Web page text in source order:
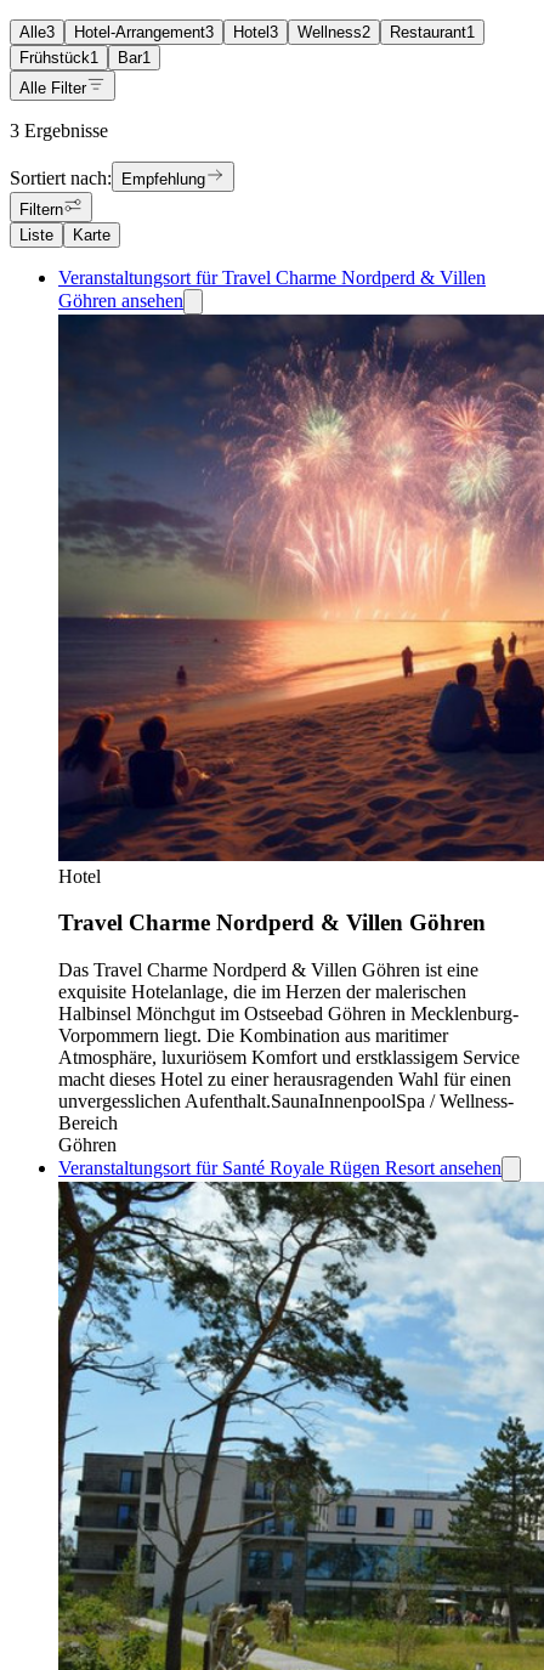
Alle3 Hotel-Arrangement3 Hotel3 Wellness2 Restaurant1
Frühstück1 Bar1
Alle Filter
3 Ergebnisse
Sortiert nach:
Empfehlung
Filtern
Liste
Karte
Veranstaltungsort für Travel Charme Nordperd & Villen
Göhren ansehen
Hotel
Travel Charme Nordperd & Villen Göhren
Das Travel Charme Nordperd & Villen Göhren ist eine
exquisite Hotelanlage, die im Herzen der malerischen
Halbinsel Mönchgut im Ostseebad Göhren in Mecklenburg-
Vorpommern liegt. Die Kombination aus maritimer
Atmosphäre, luxuriösem Komfort und erstklassigem Service
macht dieses Hotel zu einer herausragenden Wahl für einen
unvergesslichen Aufenthalt.SaunaInnenpoolSpa / Wellness-
Bereich
Göhren
Veranstaltungsort für Santé Royale Rügen Resort ansehen